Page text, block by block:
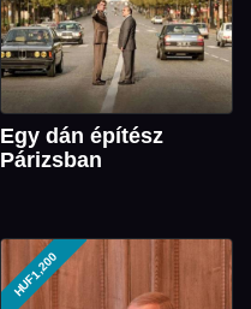
Egy dán építész
Párizsban
HUF1,200